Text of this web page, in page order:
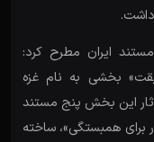
ایران مطرح کرد:
بخشی به نام غزه
این بخش پنج مستند
«آر ۲۱ نامی مستعار برای همبستگی»، ساخته